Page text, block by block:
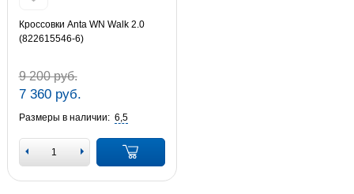
Кроссовки Anta WN Walk 2.0
(822615546-6)
9 200 руб.
7 360 руб.
Размеры в наличии: 6,5